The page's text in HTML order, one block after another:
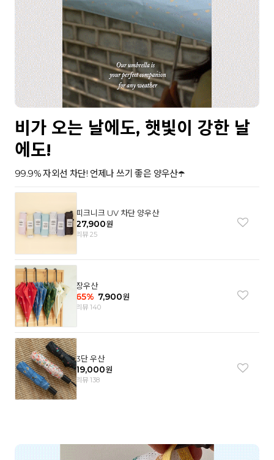
비가 오는 날에도, 햇빛이 강한 날
에도!
99.9% 자외선 차단! 언제나 쓰기 좋은 양우산☂️
피크니크 UV 차단 양우산
27,900원
리뷰 25
장우산
65% 7,900원
리뷰 140
3단 우산
19,000원
리뷰 138